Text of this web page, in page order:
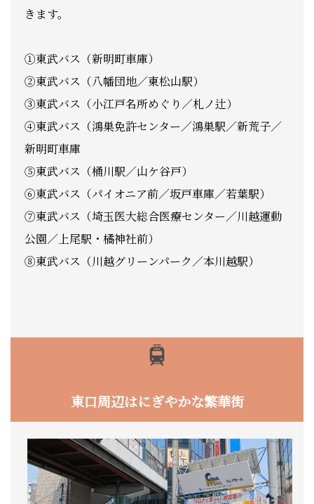
きます。
①東武バス（新明町車庫）
②東武バス（八幡団地／東松山駅）
③東武バス（小江戸名所めぐり／札ノ辻）
④東武バス（鴻巣免許センター／鴻巣駅／新荒子／
新明町車庫
⑤東武バス（桶川駅／山ケ谷戸）
⑥東武バス（パイオニア前／坂戸車庫／若葉駅）
⑦東武バス（埼玉医大総合医療センター／川越運動
公園／上尾駅・橘神社前）
⑧東武バス（川越グリーンパーク／本川越駅）
東口周辺はにぎやかな繁華街